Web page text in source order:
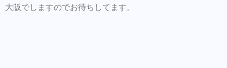
大阪でしますのでお待ちしてます。